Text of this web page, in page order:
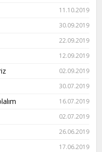
11.10.2019
30.09.2019
22.09.2019
12.09.2019
02.09.2019
30.07.2019
16.07.2019
02.07.2019
26.06.2019
17.06.2019